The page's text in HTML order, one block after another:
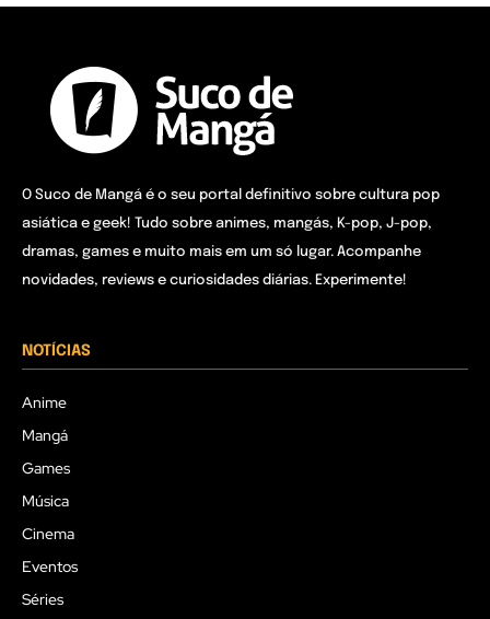
O Suco de Mangá é o seu portal definitivo sobre cultura pop
asiática e geek! Tudo sobre animes, mangás, K-pop, J-pop,
dramas, games e muito mais em um só lugar. Acompanhe
novidades, reviews e curiosidades diárias. Experimente!
NOTÍCIAS
Anime
Mangá
Games
Música
Cinema
Eventos
Séries